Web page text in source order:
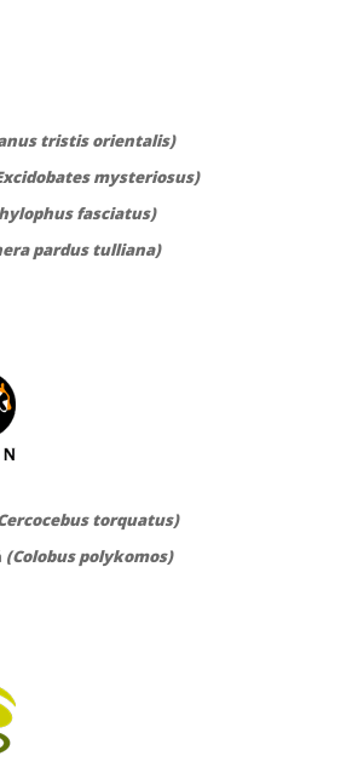
tristis orientalis)
mysteriosus)
fasciatus)
pardus tulliana)
torquatus)
(Colobus polykomos)